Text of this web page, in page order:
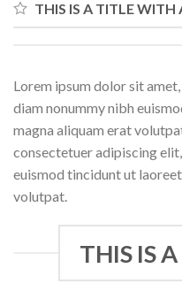
THIS IS A TITLE WITH
Lorem ipsum dolor sit
diam nonummy nibh
magna aliquam erat
consectetuer adipiscing
euismod tincidunt ut
volutpat.
THIS IS